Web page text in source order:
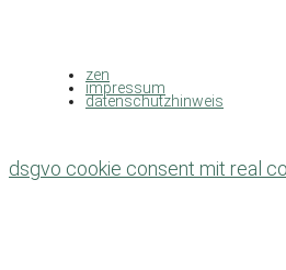
zen
impressum
datenschutzhinweis
dsgvo cookie consent mit real